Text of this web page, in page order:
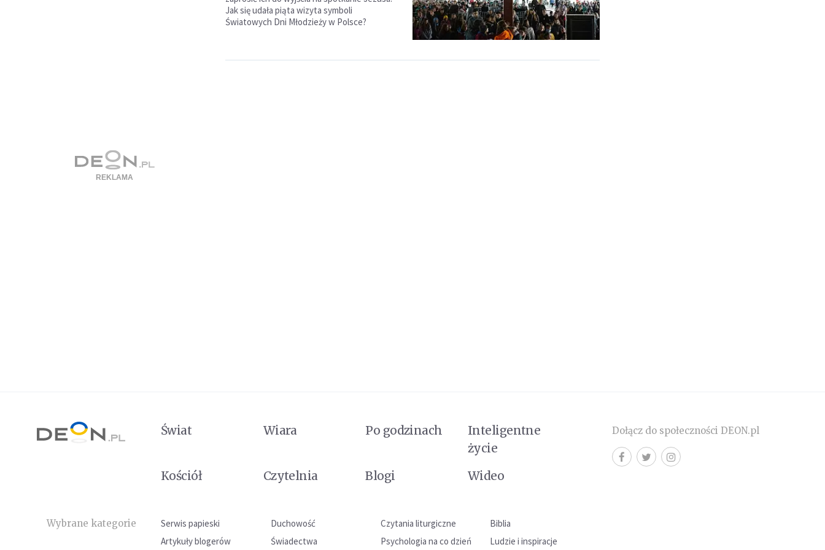
Jak się udała piąta wizyta symboli
Światowych Dni Młodzieży w Polsce?
Świat Wiara Po godzinach
Inteligentne
życie
Kościół
Czytelnia Blogi Wideo
Wybrane kategorie Serwis papieski Duchowość Czytania liturgiczne
Biblia
Artykuły blogerów
Świadectwa Psychologia na co dzień Ludzie i inspiracje
Dołącz do społeczności DEON.pl